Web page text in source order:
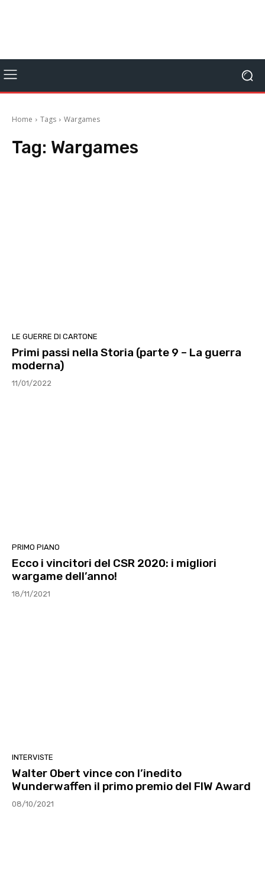
Home Tags Wargames
Tag: Wargames
LE GUERRE DI CARTONE
Primi passi nella Storia (parte 9 – La guerra
moderna)
11/01/2022
PRIMO PIANO
Ecco i vincitori del CSR 2020: i migliori
wargame dell’anno!
18/11/2021
INTERVISTE
Walter Obert vince con l’inedito
Wunderwaffen il primo premio del FIW Award
08/10/2021